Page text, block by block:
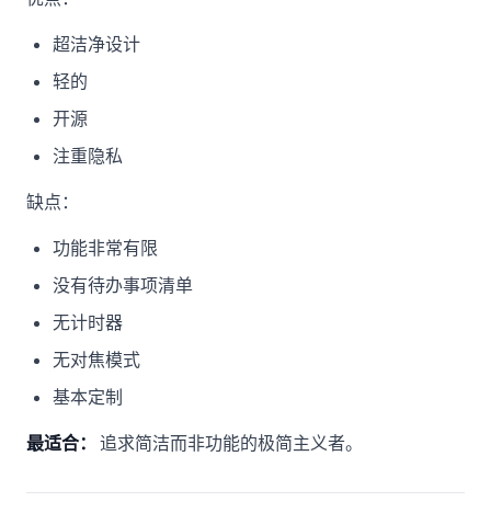
超洁净设计
轻的
开源
注重隐私
缺点：
功能非常有限
没有待办事项清单
无计时器
无对焦模式
基本定制
最适合： 追求简洁而非功能的极简主义者。